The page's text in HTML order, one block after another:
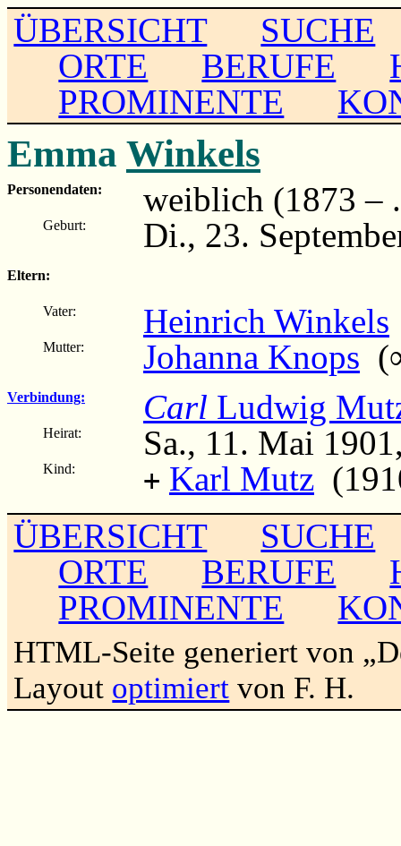
ÜBERSICHT
SUCHE
ORTE
BERUFE
PROMINENTE
Emma Winkels
Personendaten: weiblich (1873 –
Geburt: Di., 23.
Eltern:
Vater: Heinrich Winkels
Mutter: Johanna Knops
Verbindung: Carl Ludwig
Heirat: Sa., 11. Mai
Kind: + Karl Mutz
ÜBERSICHT
SUCHE
ORTE
BERUFE
PROMINENTE
HTML-Seite generiert von
Layout optimiert von F. H.